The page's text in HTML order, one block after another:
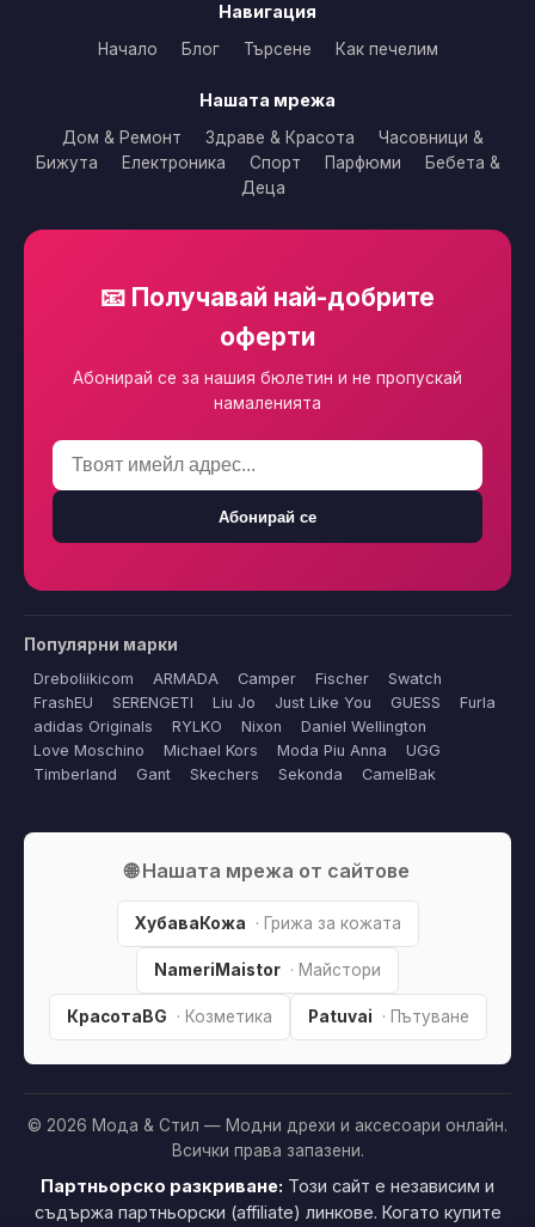
Навигация
Начало Блог Търсене Как печелим
Нашата мрежа
Дом & Ремонт Здраве & Красота
Часовници &
Бижута
Електроника Спорт Парфюми
Бебета &
Деца
📧 Получавай най-добрите
оферти
Абонирай се за нашия бюлетин и не пропускай
намаленията
Абонирай се
Популярни марки
Dreboliikicom ARMADA Camper Fischer
Swatch
FrashEU
SERENGETI Liu Jo Just Like You GUESS
Furla
adidas Originals
RYLKO Nixon
Daniel Wellington
Love Moschino
Michael Kors Moda Piu Anna
UGG
Timberland
Gant Skechers Sekonda CamelBak
🌐 Нашата мрежа от сайтове
ХубаваКожа · Грижа за кожата
NameriMaistor · Майстори
КрасотаBG · Козметика Patuvai · Пътуване
© 2026 Мода & Стил — Модни дрехи и аксесоари онлайн.
Всички права запазени.
Партньорско разкриване: Този сайт е независим и
съдържа партньорски (affiliate) линкове. Когато купите